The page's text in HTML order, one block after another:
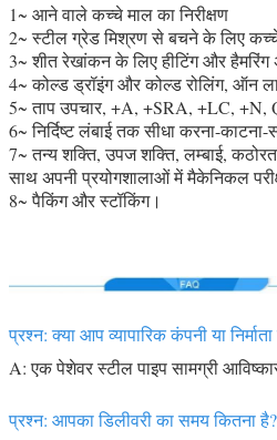
1~ आने वाले कच्चे माल का निरीक्षण
2~ स्टील ग्रेड मिश्रण से बचने के लिए
3~ शीत रेखांकन के लिए हीटिंग और
4~ कोल्ड ड्रॉइंग और कोल्ड रोलिंग, ऑन
5~ ताप उपचार, +A, +SRA, +LC, +N,
6~ निर्दिष्ट लंबाई तक सीधा करना-काटना-
7~ तन्य शक्ति, उपज शक्ति, लम्बाई,
साथ अपनी प्रयोगशालाओं में मैकेनिकल
8~ पैकिंग और स्टॉकिंग।
प्रश्न: क्या आप व्यापारिक कंपनी या
A: एक पेशेवर स्टील पाइप सामग्री
प्रश्न: आपका डिलीवरी का समय कितना है?